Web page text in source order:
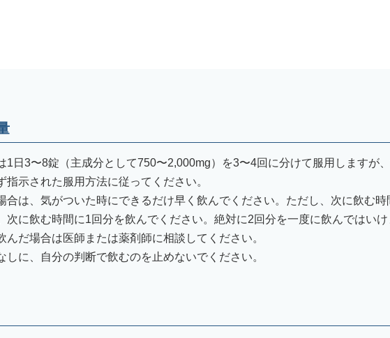
1日3〜8錠（主成分として750〜2,000mg）を3〜4回に分けて服用しますが
指示された服用方法に従ってください。
合は、気がついた時にできるだけ早く飲んでください。ただし、次に飲む
次に飲む時間に1回分を飲んでください。絶対に2回分を一度に飲んではいけ
んだ場合は医師または薬剤師に相談してください。
しに、自分の判断で飲むのを止めないでください。